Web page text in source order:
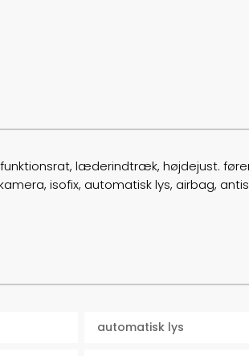
læderindtræk, højdejust.
isofix, automatisk lys, airbag,
automatisk lys